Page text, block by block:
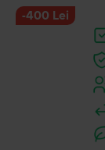
-400 Lei